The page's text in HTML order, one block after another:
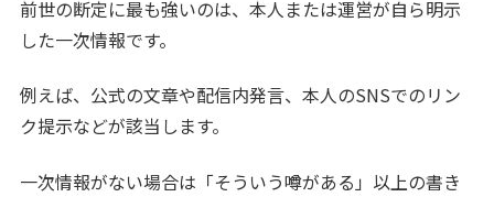
前世の断定に最も強いのは、本人または運営が自ら明示
した一次情報です。
例えば、公式の文章や配信内発言、本人のSNSでのリン
ク提示などが該当します。
一次情報がない場合は「そういう噂がある」以上の書き